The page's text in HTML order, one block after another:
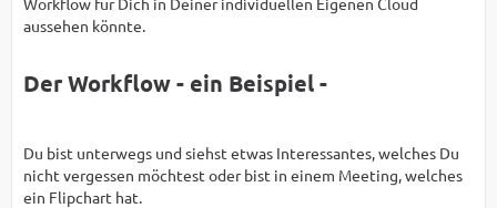
aussehen könnte.
Der Workflow - ein Beispiel -
Du bist unterwegs und siehst etwas Interessantes, welches Du
nicht vergessen möchtest oder bist in einem Meeting, welches
ein Flipchart hat.